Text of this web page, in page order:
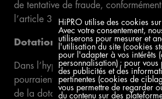
HiPRO utilise des cookies
Avec votre consentement,
utiliserons pour mesurer et
l'utilisation du site (cookies
pour l'adapter à vos intérêts
personnalisation) ; pour vous
des publicités et des
pertinentes (cookies de
vous permettre de regarder
du contenu sur des
de tentative de fraude,
l’article 313-1 du Code Pénal.
Dotations
Dans l’hypothèse où les gagnants
pourraient pas, pour quelque raison
de la dotation gagnée, dans les